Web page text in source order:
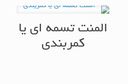
المنت تسمه ای یا
کمربندی